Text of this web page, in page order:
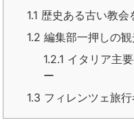
1.1 歴史ある古い教会
1.2 編集部一押しの
1.2.1 イタリア主
ー
1.3 フィレンツェ旅